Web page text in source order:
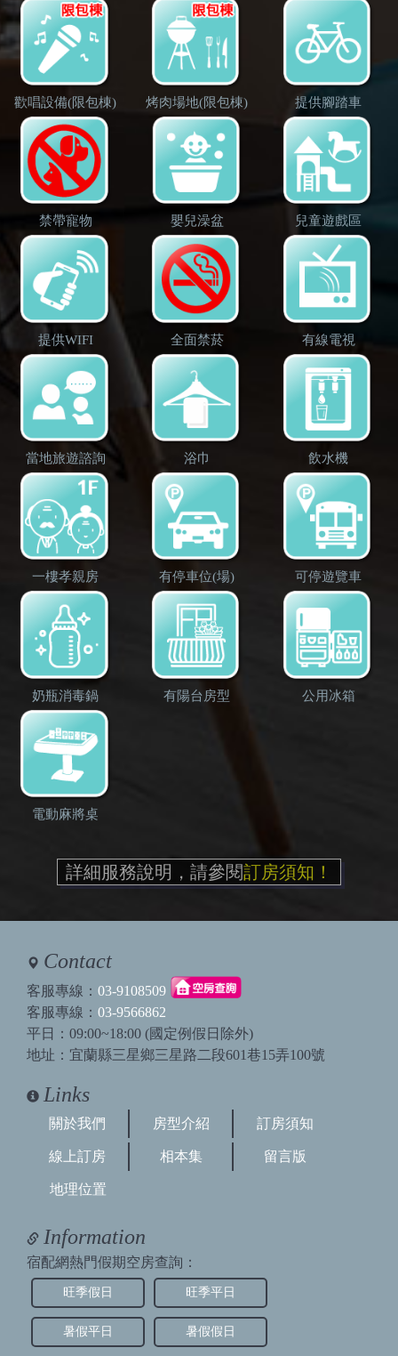
歡唱設備(限包棟) 烤肉場地(限包棟) 提供腳踏車
禁帶寵物 嬰兒澡盆 兒童遊戲區
提供WIFI 全面禁菸 有線電視
當地旅遊諮詢 浴巾 飲水機
一樓孝親房 有停車位(場) 可停遊覽車
奶瓶消毒鍋 有陽台房型 公用冰箱
電動麻將桌
詳細服務說明，請參閱訂房須知！
Contact
客服專線： 03-9108509
客服專線： 03-9566862
平日：09:00~18:00 (國定例假日除外)
地址：宜蘭縣三星鄉三星路二段601巷15弄100號
Links
關於我們 房型介紹 訂房須知
線上訂房 相本集 留言版
地理位置
Information
宿配網熱門假期空房查詢：
旺季假日 旺季平日
暑假平日 暑假假日